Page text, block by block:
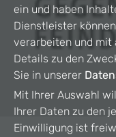
ein und haben
Dienstleister
verarbeiten und mit
Details zu den
Sie in unserer
Mit Ihrer Auswahl
Ihrer Daten zu den
Einwilligung ist